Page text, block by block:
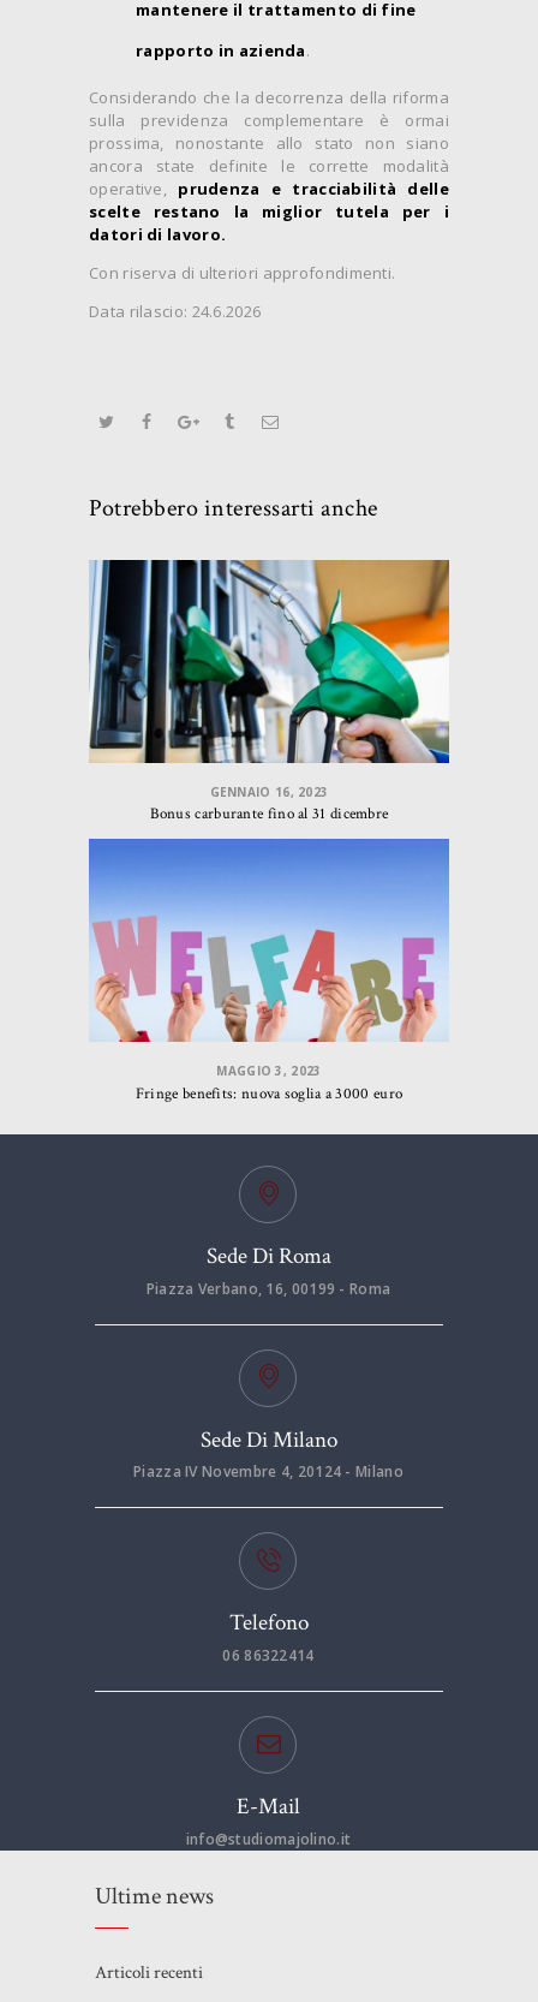
mantenere il trattamento di fine
rapporto in azienda.
Considerando che la decorrenza della riforma
sulla previdenza complementare è ormai
prossima, nonostante allo stato non siano
ancora state definite le corrette modalità
operative, prudenza e tracciabilità delle
scelte restano la miglior tutela per i
datori di lavoro.
Con riserva di ulteriori approfondimenti.
Data rilascio: 24.6.2026
Potrebbero interessarti anche
GENNAIO 16, 2023
Bonus carburante fino al 31 dicembre
MAGGIO 3, 2023
Fringe benefits: nuova soglia a 3000 euro
Sede Di Roma
Piazza Verbano, 16, 00199 - Roma
Sede Di Milano
Piazza IV Novembre 4, 20124 - Milano
Telefono
06 86322414
E-Mail
info@studiomajolino.it
Ultime news
Articoli recenti